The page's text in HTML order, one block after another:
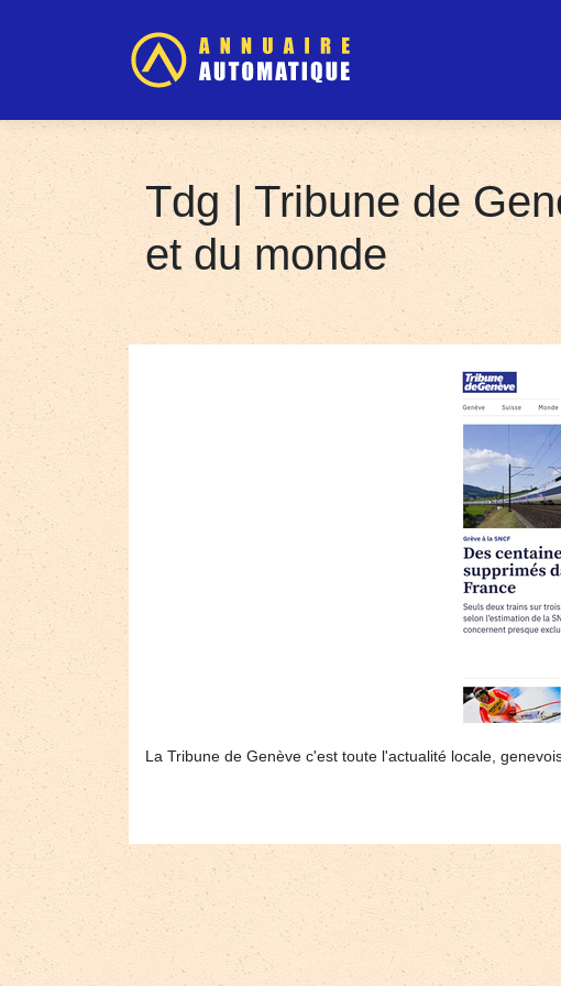
Tdg | Tribune de
et du monde
La Tribune de Genève c'est toute l'actualité locale,